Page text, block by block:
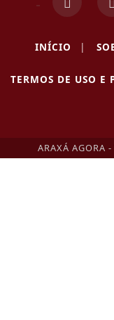
INÍCIO |
TERMOS DE USO E
ARAXÁ AGORA